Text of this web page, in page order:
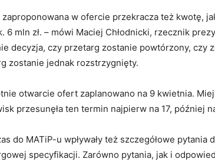
zaproponowana w ofercie przekracza też kwotę,
6 mln zł. – mówi Maciej Chłodnicki, rzecznik
decyzja, czy przetarg zostanie powtórzony, czy
zostanie jednak rozstrzygnięty.
otwarcie ofert zaplanowano na 9 kwietnia.
przesunęła ten termin najpierw na 17, później
do MATiP-u wpływały też szczegółowe
specyfikacji. Zarówno pytania, jak i